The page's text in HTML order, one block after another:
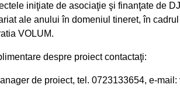
iniţiate de asociaţie şi finanţate de
ale anului în domeniul tineret, în
VOLUM.
despre proiect contactaţi:
de proiect, tel. 0723133654, e-